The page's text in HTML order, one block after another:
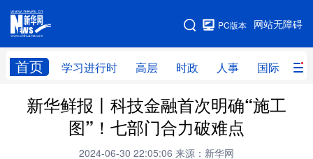
网站无障碍
PC版本
首页 学习进行时 高层 时政 人事 国际 财
网站地图
学习进行时 高层 时政 人事
财经 网评
新华鲜报丨科技金融首次明确“施工
图”！七部门合力破难点
2024-06-30 22:05:06 来源：新华网